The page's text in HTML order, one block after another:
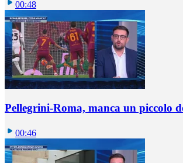
00:48
Pellegrini-Roma, manca un piccolo
00:46